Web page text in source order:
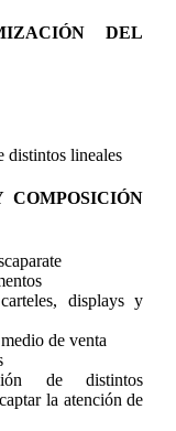
DEL
distintos lineales
displays y
de venta
de distintos
la atención de